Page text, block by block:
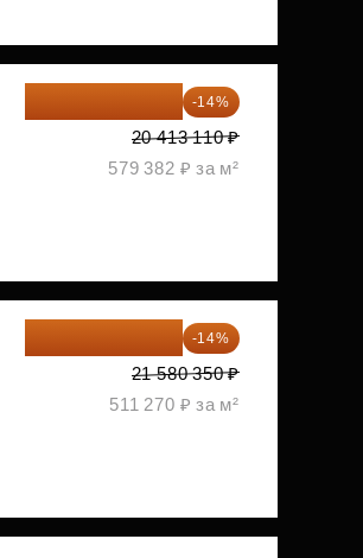
-14%
20 413 110 ₽
579 382 ₽ за м²
-14%
21 580 350 ₽
511 270 ₽ за м²